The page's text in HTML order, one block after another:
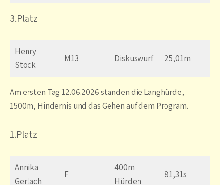
3.Platz
Henry
Stock
M13 Diskuswurf 25,01m
Am ersten Tag 12.06.2026 standen die Langhürde,
1500m, Hindernis und das Gehen auf dem Program.
1.Platz
Annika
Gerlach
F
400m
Hürden
81,31s